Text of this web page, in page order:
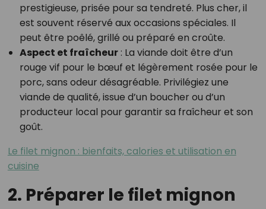
prestigieuse, prisée pour sa tendreté. Plus cher, il
est souvent réservé aux occasions spéciales. Il
peut être poêlé, grillé ou préparé en croûte.
Aspect et fraîcheur: La viande doit être d’un
rouge vif pour le bœuf et légèrement rosée pour le
porc, sans odeur désagréable. Privilégiez une
viande de qualité, issue d’un boucher ou d’un
producteur local pour garantir sa fraîcheur et son
goût.
Le filet mignon : bienfaits, calories et utilisation en
cuisine
2. Préparer le filet mignon